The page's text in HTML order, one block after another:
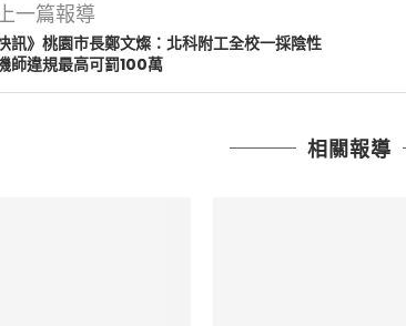
一篇報導
訊》桃園市長鄭文燦：北科附工全校一採陰性
師違規最高可罰100萬
相關報導